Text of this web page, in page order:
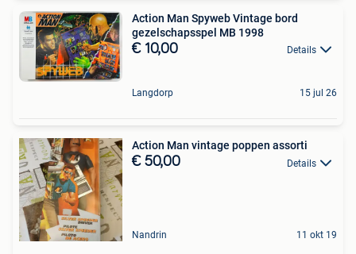
Action Man Spyweb Vintage bord
gezelschapsspel MB 1998
€ 10,00 Details
Langdorp 15 jul 26
Action Man vintage poppen assorti
€ 50,00 Details
Nandrin 11 okt 19